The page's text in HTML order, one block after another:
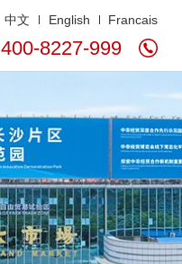
中文 English Francais
400-8227-999